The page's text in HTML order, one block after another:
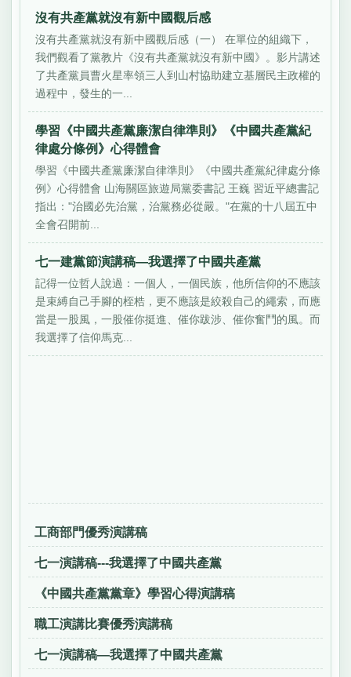
沒有共產黨就沒有新中國觀后感
沒有共產黨就沒有新中國觀后感（一） 在單位的組織下，
我們觀看了黨教片《沒有共產黨就沒有新中國》。影片講述
了共產黨員曹火星率領三人到山村協助建立基層民主政權的
過程中，發生的一...
學習《中國共產黨廉潔自律準則》《中國共產黨紀
律處分條例》心得體會
學習《中國共產黨廉潔自律準則》《中國共產黨紀律處分條
例》心得體會 山海關區旅遊局黨委書記 王巍 習近平總書記
指出："治國必先治黨，治黨務必從嚴。"在黨的十八屆五中
全會召開前...
七一建黨節演講稿—我選擇了中國共產黨
記得一位哲人說過：一個人，一個民族，他所信仰的不應該
是束縛自己手腳的桎梏，更不應該是絞殺自己的繩索，而應
當是一股風，一股催你挺進、催你跋涉、催你奮鬥的風。而
我選擇了信仰馬克...
工商部門優秀演講稿
七一演講稿---我選擇了中國共產黨
《中國共產黨黨章》學習心得演講稿
職工演講比賽優秀演講稿
七一演講稿—我選擇了中國共產黨